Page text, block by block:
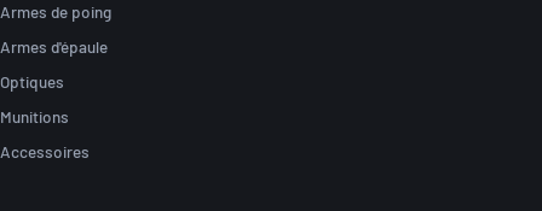
Armes de poing
Armes d'épaule
Optiques
Munitions
Accessoires